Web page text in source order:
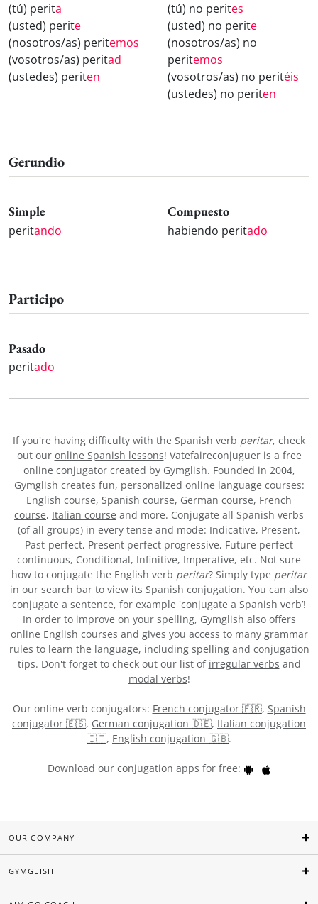
(tú) perita
(usted) perite
(nosotros/as) peritemos
(vosotros/as) peritad
(ustedes) periten
(tú) no perites
(usted) no perite
(nosotros/as) no
peritemos
(vosotros/as) no peritéis
(ustedes) no periten
Gerundio
Simple
peritando
Compuesto
habiendo peritado
Participo
Pasado
peritado
If you're having difficulty with the Spanish verb peritar, check
out our online Spanish lessons! Vatefaireconjuguer is a free
online conjugator created by Gymglish. Founded in 2004,
Gymglish creates fun, personalized online language courses:
English course, Spanish course, German course, French
course, Italian course and more. Conjugate all Spanish verbs
(of all groups) in every tense and mode: Indicative, Present,
Past-perfect, Present perfect progressive, Future perfect
continuous, Conditional, Infinitive, Imperative, etc. Not sure
how to conjugate the English verb peritar? Simply type peritar
in our search bar to view its Spanish conjugation. You can also
conjugate a sentence, for example 'conjugate a Spanish verb’!
In order to improve on your spelling, Gymglish also offers
online English courses and gives you access to many grammar
rules to learn the language, including spelling and conjugation
tips. Don't forget to check out our list of irregular verbs and
modal verbs!
Our online verb conjugators: French conjugator 🇫🇷, Spanish
conjugator 🇪🇸, German conjugation 🇩🇪, Italian conjugation
🇮🇹, English conjugation 🇬🇧.
Download our conjugation apps for free:
OUR COMPANY
GYMGLISH